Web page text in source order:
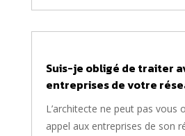
Suis-je obligé de traiter
entreprises de votre
L’architecte ne peut pas vous
appel aux entreprises de son